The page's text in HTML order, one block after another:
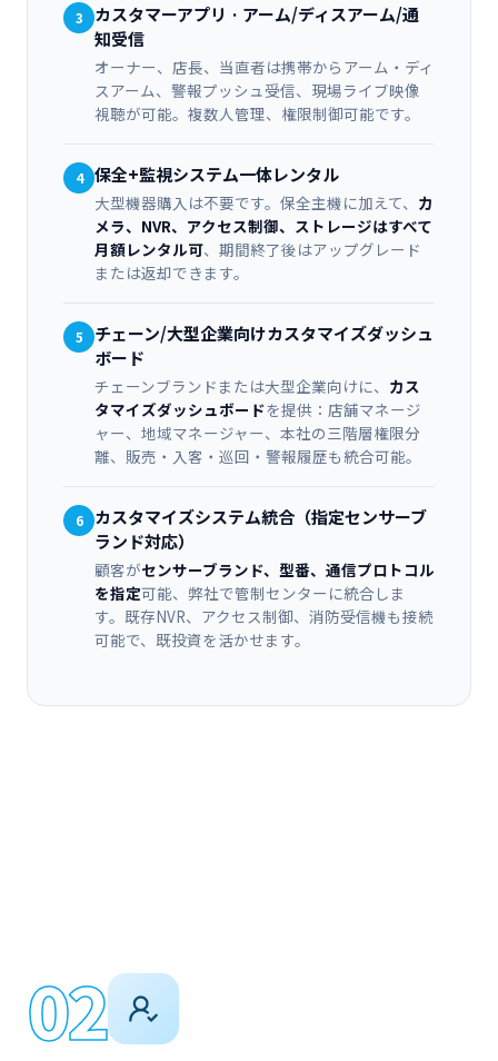
3
カスタマーアプリ · アーム/ディスアーム/通
知受信
オーナー、店長、当直者は携帯からアーム・ディ
スアーム、警報プッシュ受信、現場ライブ映像
視聴が可能。複数人管理、権限制御可能です。
4 保全+監視システム一体レンタル
大型機器購入は不要です。保全主機に加えて、 カ
メラ、NVR、アクセス制御、ストレージはすべて
月額レンタル可、期間終了後はアップグレード
または返却できます。
5
チェーン/大型企業向けカスタマイズダッシュ
ボード
チェーンブランドまたは大型企業向けに、 カス
タマイズダッシュボードを提供：店舗マネージ
ャー、地域マネージャー、本社の三階層権限分
離、販売・入客・巡回・警報履歴も統合可能。
6
カスタマイズシステム統合（指定センサーブ
ランド対応）
顧客がセンサーブランド、型番、通信プロトコル
を指定可能、弊社で管制センターに統合しま
す。既存NVR、アクセス制御、消防受信機も接続
可能で、既投資を活かせます。
02